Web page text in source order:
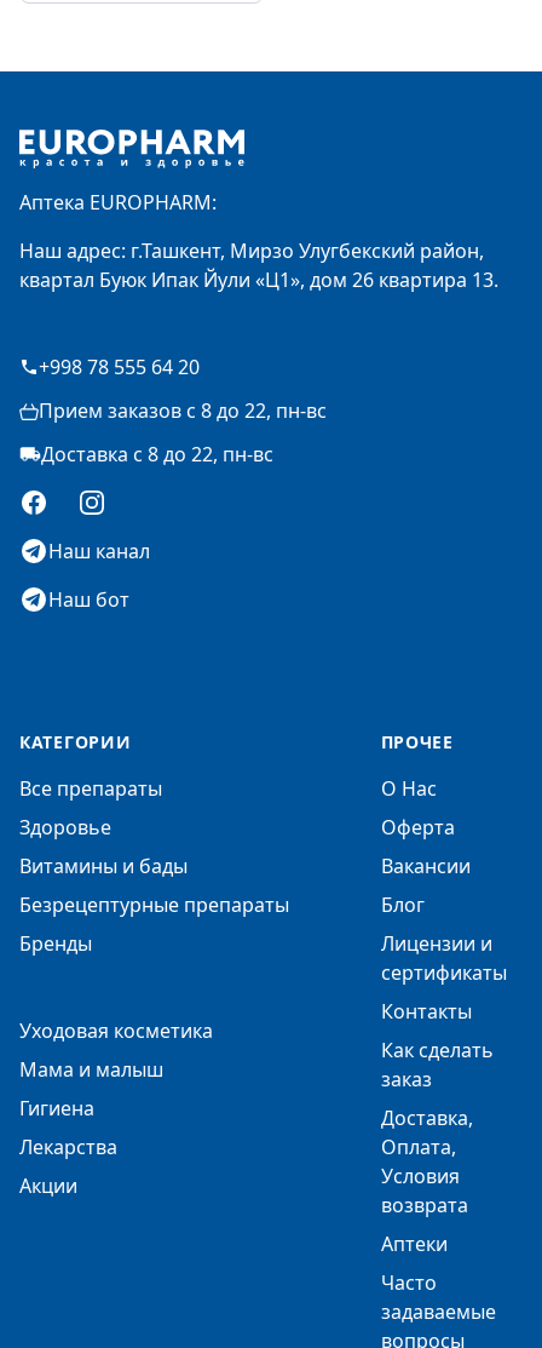
Аптека EUROPHARM:
Наш адрес: г.Ташкент, Мирзо Улугбекский район,
квартал Буюк Ипак Йули «Ц1», дом 26 квартира 13.
+998 78 555 64 20
Прием заказов с 8 до 22, пн-вс
Доставка с 8 до 22, пн-вс
FacebookInstagram
Наш канал
Наш бот
КАТЕГОРИИ
Все препараты
Здоровье
Витамины и бады
Безрецептурные препараты
Бренды
Уходовая косметика
Мама и малыш
Гигиена
Лекарства
Акции
ПРОЧЕЕ
О Нас
Оферта
Вакансии
Блог
Лицензии и
сертификаты
Контакты
Как сделать
заказ
Доставка,
Оплата,
Условия
возврата
Аптеки
Часто
задаваемые
вопросы